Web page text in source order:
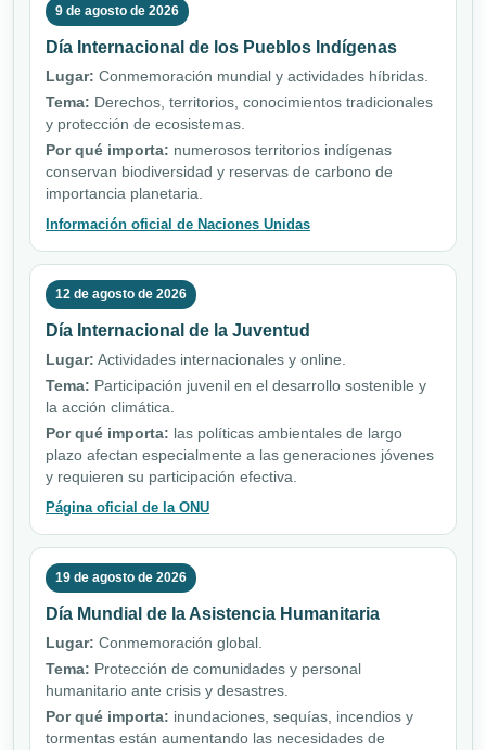
9 de agosto de 2026
Día Internacional de los Pueblos Indígenas
Lugar: Conmemoración mundial y actividades híbridas.
Tema: Derechos, territorios, conocimientos tradicionales
y protección de ecosistemas.
Por qué importa: numerosos territorios indígenas
conservan biodiversidad y reservas de carbono de
importancia planetaria.
Información oficial de Naciones Unidas
12 de agosto de 2026
Día Internacional de la Juventud
Lugar: Actividades internacionales y online.
Tema: Participación juvenil en el desarrollo sostenible y
la acción climática.
Por qué importa: las políticas ambientales de largo
plazo afectan especialmente a las generaciones jóvenes
y requieren su participación efectiva.
Página oficial de la ONU
19 de agosto de 2026
Día Mundial de la Asistencia Humanitaria
Lugar: Conmemoración global.
Tema: Protección de comunidades y personal
humanitario ante crisis y desastres.
Por qué importa: inundaciones, sequías, incendios y
tormentas están aumentando las necesidades de